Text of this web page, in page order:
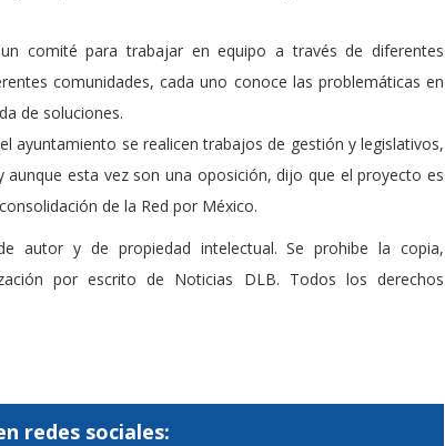
comité para trabajar en equipo a través de diferentes
comunidades, cada uno conoce las problemáticas en
de soluciones.
ayuntamiento se realicen trabajos de gestión y legislativos,
esta vez son una oposición, dijo que el proyecto es
de la Red por México.
autor y de propiedad intelectual. Se prohibe la copia,
por escrito de Noticias DLB. Todos los derechos
redes sociales: